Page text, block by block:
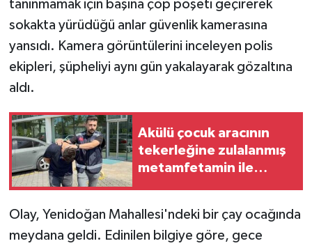
tanınmamak için başına çöp poşeti geçirerek
sokakta yürüdüğü anlar güvenlik kamerasına
yansıdı. Kamera görüntülerini inceleyen polis
ekipleri, şüpheliyi aynı gün yakalayarak gözaltına
aldı.
Akülü çocuk aracının
tekerleğine zulalanmış
metamfetamin ile
Olay, Yenidoğan Mahallesi'ndeki bir çay ocağında
meydana geldi. Edinilen bilgiye göre, gece